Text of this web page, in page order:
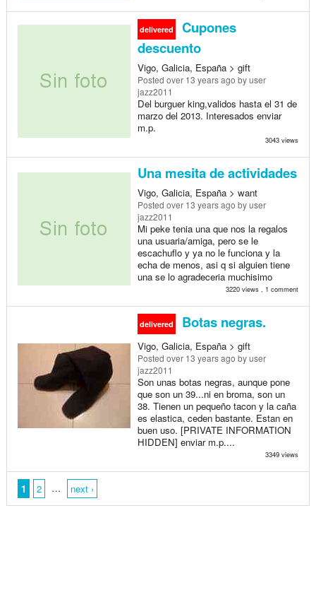
delivered
Cupones
descuento
Vigo, Galicia, España > gift
Posted over 13 years ago by user
jazz2011
Del burguer king,validos hasta el 31 de
marzo del 2013. Interesados enviar
m.p.
3043 views
Una mesita de actividades
Vigo, Galicia, España > want
Posted over 13 years ago by user
jazz2011
Mi peke tenia una que nos la regalos
una usuaria/amiga, pero se le
escachuflo y ya no le funciona y la
echa de menos, asi q si alguien tiene
una se lo agradeceria muchisimo
3220 views , 1 comment
delivered Botas negras.
Vigo, Galicia, España > gift
Posted over 13 years ago by user
jazz2011
Son unas botas negras, aunque pone
que son un 39...ni en broma, son un
38. Tienen un pequeño tacon y la caña
es elastica, ceden bastante. Estan en
buen uso. [PRIVATE INFORMATION
HIDDEN] enviar m.p....
3349 views
1 2 … next ›